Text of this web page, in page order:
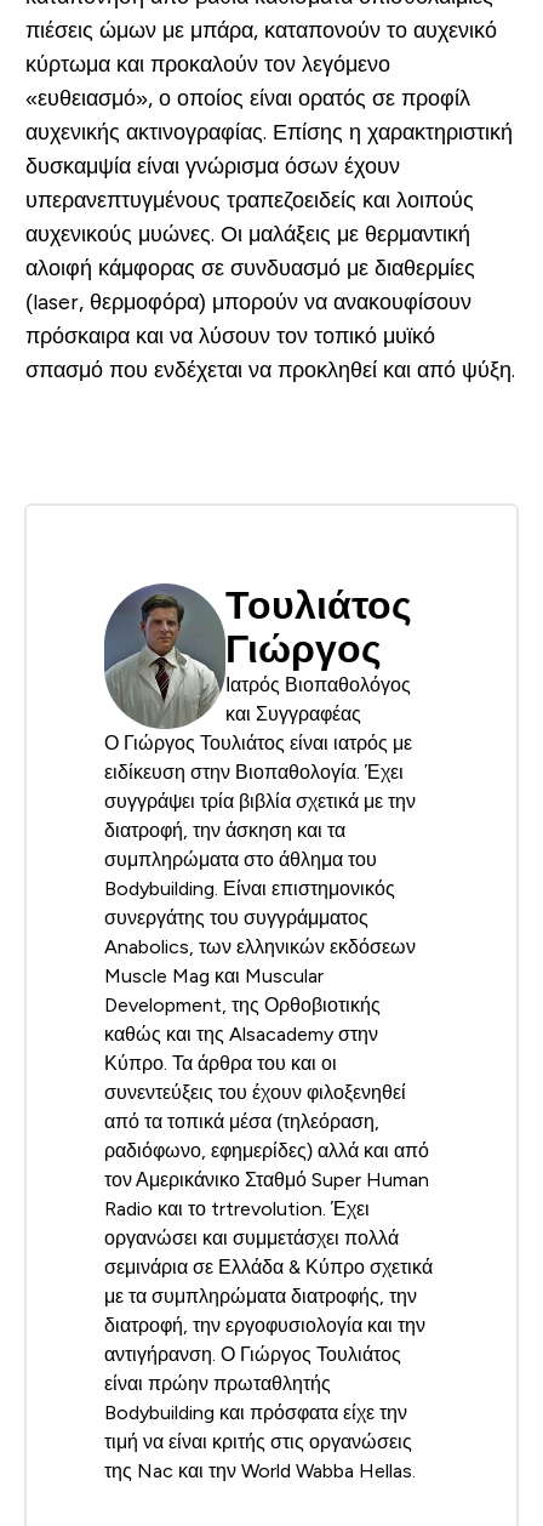
πιέσεις ώμων με μπάρα, καταπονούν το αυχενικό
κύρτωμα και προκαλούν τον λεγόμενο
«ευθειασμό», ο οποίος είναι ορατός σε προφίλ
αυχενικής ακτινογραφίας. Επίσης η χαρακτηριστική
δυσκαμψία είναι γνώρισμα όσων έχουν
υπερανεπτυγμένους τραπεζοειδείς και λοιπούς
αυχενικούς μυώνες. Οι μαλάξεις με θερμαντική
αλοιφή κάμφορας σε συνδυασμό με διαθερμίες
(laser, θερμοφόρα) μπορούν να ανακουφίσουν
πρόσκαιρα και να λύσουν τον τοπικό μυϊκό
σπασμό που ενδέχεται να προκληθεί και από ψύξη.
Τουλιάτος
Γιώργος
Ιατρός Βιοπαθολόγος
και Συγγραφέας
Ο Γιώργος Τουλιάτος είναι ιατρός με
ειδίκευση στην Βιοπαθολογία. Έχει
συγγράψει τρία βιβλία σχετικά με την
διατροφή, την άσκηση και τα
συμπληρώματα στο άθλημα του
Bodybuilding. Είναι επιστημονικός
συνεργάτης του συγγράμματος
Anabolics, των ελληνικών εκδόσεων
Muscle Mag και Muscular
Development, της Ορθοβιοτικής
καθώς και της Alsacademy στην
Κύπρο. Τα άρθρα του και οι
συνεντεύξεις του έχουν φιλοξενηθεί
από τα τοπικά μέσα (τηλεόραση,
ραδιόφωνο, εφημερίδες) αλλά και από
τον Αμερικάνικο Σταθμό Super Human
Radio και το trtrevolution. Έχει
οργανώσει και συμμετάσχει πολλά
σεμινάρια σε Ελλάδα & Κύπρο σχετικά
με τα συμπληρώματα διατροφής, την
διατροφή, την εργοφυσιολογία και την
αντιγήρανση. Ο Γιώργος Τουλιάτος
είναι πρώην πρωταθλητής
Bodybuilding και πρόσφατα είχε την
τιμή να είναι κριτής στις οργανώσεις
της Nac και την World Wabba Hellas.